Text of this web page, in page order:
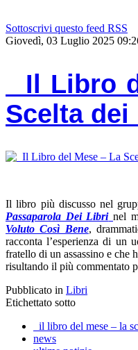
Sottoscrivi questo feed RSS
Giovedì, 03 Luglio 2025
Il Libro
Scelta dei
Il libro più discusso nel
Passaparola Dei Libri nel
Voluto Così Bene,
racconta l’esperienza di un
fratello di un assassino e che
risultando il più commentato
Pubblicato in Libri
Etichettato sotto
il libro del mese – la
news